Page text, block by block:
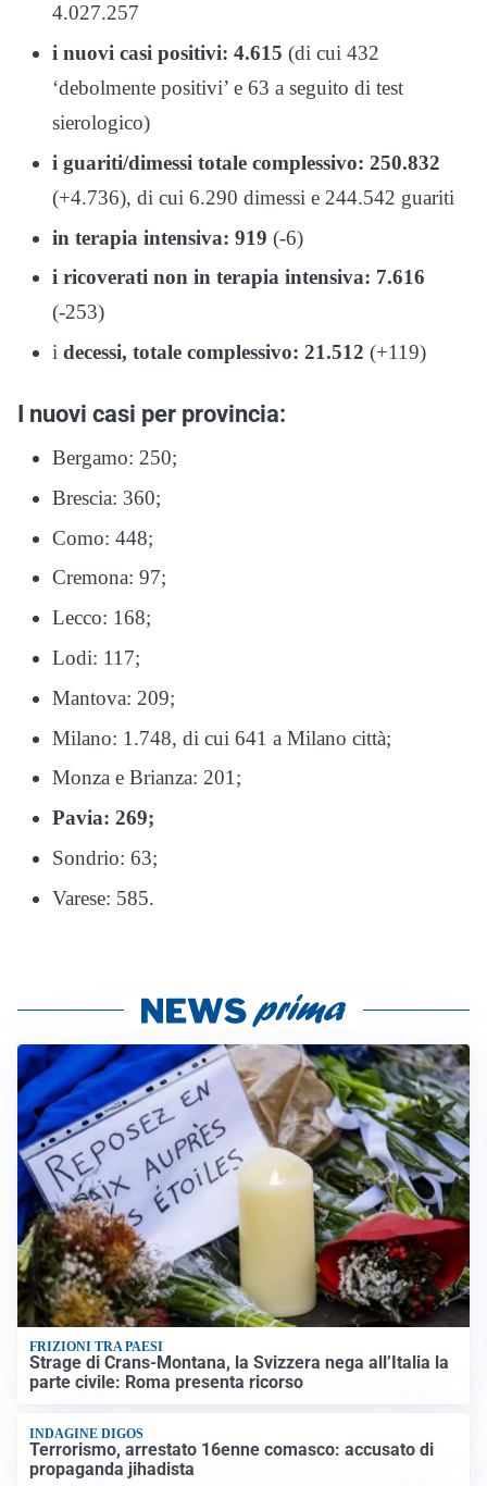
4.027.257
i nuovi casi positivi: 4.615 (di cui 432
‘debolmente positivi’ e 63 a seguito di test
sierologico)
i guariti/dimessi totale complessivo: 250.832
(+4.736), di cui 6.290 dimessi e 244.542 guariti
in terapia intensiva: 919 (-6)
i ricoverati non in terapia intensiva: 7.616
(-253)
i decessi, totale complessivo: 21.512 (+119)
I nuovi casi per provincia:
Bergamo: 250;
Brescia: 360;
Como: 448;
Cremona: 97;
Lecco: 168;
Lodi: 117;
Mantova: 209;
Milano: 1.748, di cui 641 a Milano città;
Monza e Brianza: 201;
Pavia: 269;
Sondrio: 63;
Varese: 585.
FRIZIONI TRA PAESI
Strage di Crans-Montana, la Svizzera nega all’Italia la
parte civile: Roma presenta ricorso
INDAGINE DIGOS
Terrorismo, arrestato 16enne comasco: accusato di
propaganda jihadista